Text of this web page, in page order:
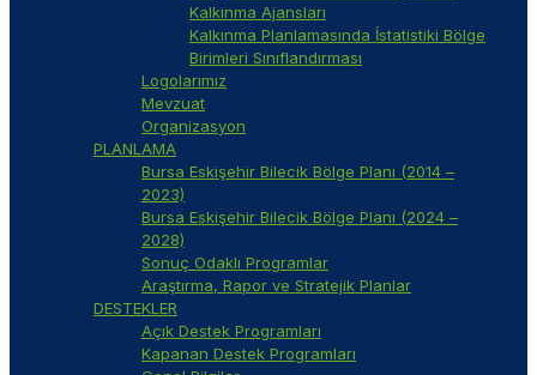
Kalkınma Ajansları
Kalkınma Planlamasında İstatistiki Bölge
Birimleri Sınıflandırması
Logolarımız
Mevzuat
Organizasyon
PLANLAMA
Bursa Eskişehir Bilecik Bölge Planı (2014 –
2023)
Bursa Eskişehir Bilecik Bölge Planı (2024 –
2028)
Sonuç Odaklı Programlar
Araştırma, Rapor ve Stratejik Planlar
DESTEKLER
Açık Destek Programları
Kapanan Destek Programları